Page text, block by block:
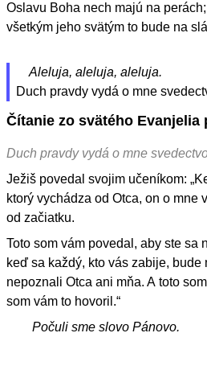
Oslavu Boha nech majú na
všetkým jeho svätým to bude na
Aleluja, aleluja, aleluja.
Duch pravdy vydá o mne
Čítanie zo svätého Evanjelia
Duch pravdy vydá o mne
Ježiš povedal svojim učeníkom:
ktorý vychádza od Otca, on o mne
od začiatku.
Toto som vám povedal, aby ste sa
keď sa každý, kto vás zabije,
nepoznali Otca ani mňa. A toto
som vám to hovoril.“
Počuli sme slovo Pánovo.